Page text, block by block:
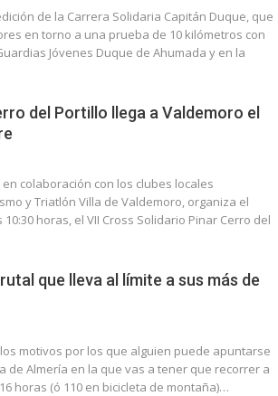
de la Carrera Solidaria Capitán Duque, que
en torno a una prueba de 10 kilómetros con
Jóvenes Duque de Ahumada y en la
del Portillo llega a Valdemoro el
colaboración con los clubes locales
y Triatlón Villa de Valdemoro, organiza el
horas, el VII Cross Solidario Pinar Cerro del
que lleva al límite a sus más de
motivos por los que alguien puede apuntarse
de Almería en la que vas a tener que recorrer a
horas (ó 110 en bicicleta de montaña)…